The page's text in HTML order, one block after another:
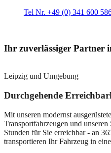
Tel Nr. +49 (0) 341 600
Ihr zuverlässiger Partner
Leipzig und Umgebung
Durchgehende
Mit unseren modernst
Transportfahrzeugen und
Stunden für Sie erreichbar - an
transportieren Ihr Fahrzeug in